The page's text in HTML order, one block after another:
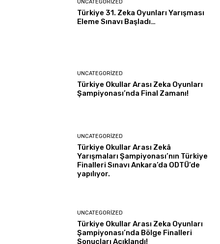
UNCATEGORIZED
Türkiye 31. Zeka Oyunları Yarışması
Eleme Sınavı Başladı…
UNCATEGORIZED
Türkiye Okullar Arası Zeka Oyunları
Şampiyonası’nda Final Zamanı!
UNCATEGORIZED
Türkiye Okullar Arası Zekâ
Yarışmaları Şampiyonası’nın Türkiye
Finalleri Sınavı Ankara’da ODTÜ’de
yapılıyor.
UNCATEGORIZED
Türkiye Okullar Arası Zeka Oyunları
Şampiyonası’nda Bölge Finalleri
Sonuçları Açıklandı!